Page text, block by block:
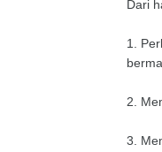
Dari
1.
2.
3.